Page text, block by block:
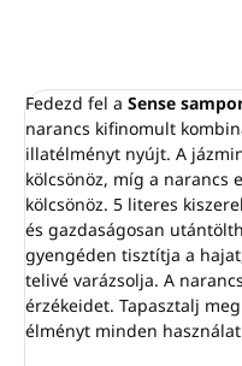
Fedezd fel a Sense
narancs kifinomult
illatélményt nyújt. A
kölcsönöz, míg a narancs
kölcsönöz. 5 literes
és gazdaságosan
gyengéden tisztítja a
telivé varázsolja. A
érzékeidet. Tapasztalj
élményt minden